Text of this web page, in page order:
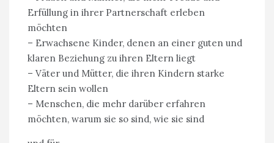
Erfüllung in ihrer Partnerschaft erleben
möchten
– Erwachsene Kinder, denen an einer guten und
klaren Beziehung zu ihren Eltern liegt
– Väter und Mütter, die ihren Kindern starke
Eltern sein wollen
– Menschen, die mehr darüber erfahren
möchten, warum sie so sind, wie sie sind